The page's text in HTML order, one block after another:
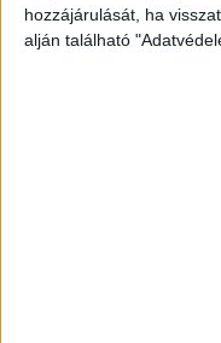
hozzájárulását, ha
alján található
Duplantis.